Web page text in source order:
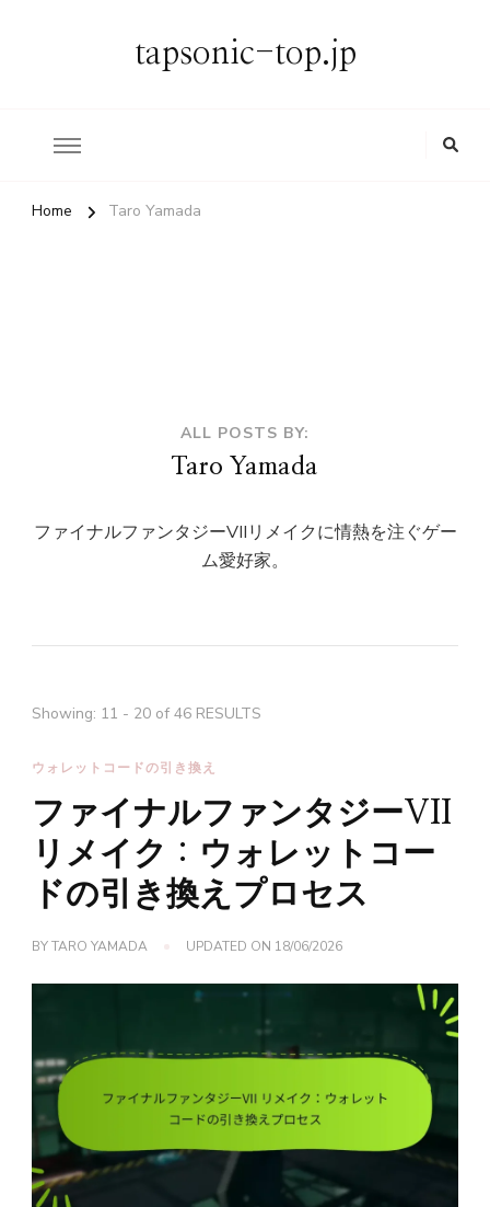
tapsonic-top.jp
Home Taro Yamada
ALL POSTS BY:
Taro Yamada
ファイナルファンタジーVIIリメイクに情熱を注ぐゲー
ム愛好家。
Showing: 11 - 20 of 46 RESULTS
ウォレットコードの引き換え
ファイナルファンタジーVII
リメイク：ウォレットコー
ドの引き換えプロセス
BYTARO YAMADA UPDATED ON 18/06/2026